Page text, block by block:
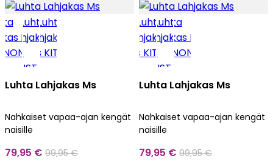
Luhta Lahjakas Ms
Nahkaiset vapaa-ajan kengät
naisille
79,95 € 99,95 €
Luhta Lahjakas Ms
Nahkaiset vapaa-ajan kengät
naisille
79,95 € 99,95 €